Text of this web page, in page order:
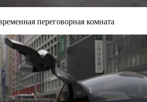
переговорная комната